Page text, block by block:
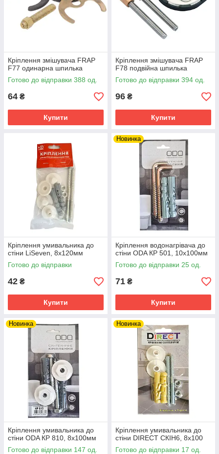
Кріплення змішувача FRAP
F77 одинарна шпилька
Готово до відправки 388 од.
64 ₴
Купити
Кріплення змішувача FRAP
F78 подвійна шпилька
Готово до відправки 394 од.
96 ₴
Купити
Кріплення умивальника до
стіни LiSeven, 8х120мм
Готово до відправки
42 ₴
Купити
Новинка
Кріплення водонагрівача до
стіни ODA КР 501, 10х100мм
Готово до відправки 25 од.
71 ₴
Купити
Новинка
Кріплення умивальника до
стіни ODA КР 810, 8х100мм
Готово до відправки 147 од.
Новинка
Кріплення умивальника до
стіни DIRECT СКІН6, 8х100
Готово до відправки 17 од.